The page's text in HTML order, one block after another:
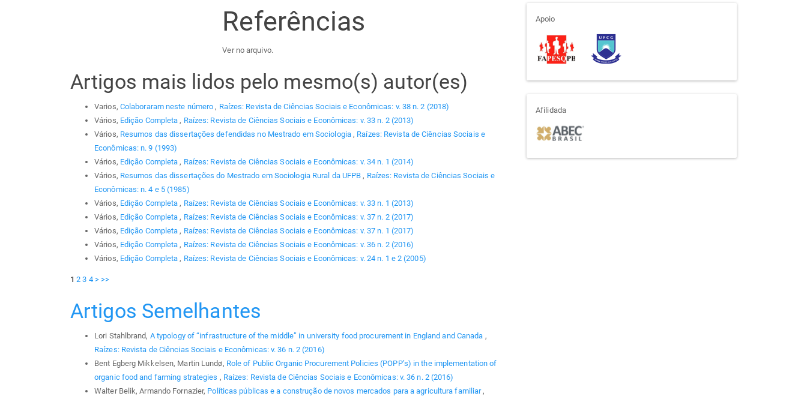
Referências
Ver no arquivo.
Artigos mais lidos pelo mesmo(s) autor(es)
Varios, Colaboraram neste número, Raízes: Revista de Ciências Sociais e Econômicas: v. 38 n. 2 (2018)
Vários, Edição Completa, Raízes: Revista de Ciências Sociais e Econômicas: v. 33 n. 2 (2013)
Vários, Resumos das dissertações defendidas no Mestrado em Sociologia, Raízes: Revista de Ciências Sociais e
Econômicas: n. 9 (1993)
Vários, Edição Completa, Raízes: Revista de Ciências Sociais e Econômicas: v. 34 n. 1 (2014)
Vários, Resumos das dissertações do Mestrado em Sociologia Rural da UFPB, Raízes: Revista de Ciências Sociais e
Econômicas: n. 4 e 5 (1985)
Vários, Edição Completa, Raízes: Revista de Ciências Sociais e Econômicas: v. 33 n. 1 (2013)
Vários, Edição Completa, Raízes: Revista de Ciências Sociais e Econômicas: v. 37 n. 2 (2017)
Vários, Edição Completa, Raízes: Revista de Ciências Sociais e Econômicas: v. 37 n. 1 (2017)
Vários, Edição Completa, Raízes: Revista de Ciências Sociais e Econômicas: v. 36 n. 2 (2016)
Vários, Edição Completa, Raízes: Revista de Ciências Sociais e Econômicas: v. 24 n. 1 e 2 (2005)
1 2 3 4 > >>
Artigos Semelhantes
Lori Stahlbrand, A typology of “infrastructure of the middle” in university food procurement in England and Canada ,
Raízes: Revista de Ciências Sociais e Econômicas: v. 36 n. 2 (2016)
Bent Egberg Mikkelsen, Martin Lundø, Role of Public Organic Procurement Policies (POPP’s) in the implementation of
organic food and farming strategies , Raízes: Revista de Ciências Sociais e Econômicas: v. 36 n. 2 (2016)
Walter Belik, Armando Fornazier, Políticas públicas e a construção de novos mercados para a agricultura familiar,
apoio
Apoio
afiliada
Afilidada